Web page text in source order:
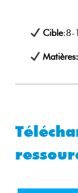
Cible:8-
Matières: